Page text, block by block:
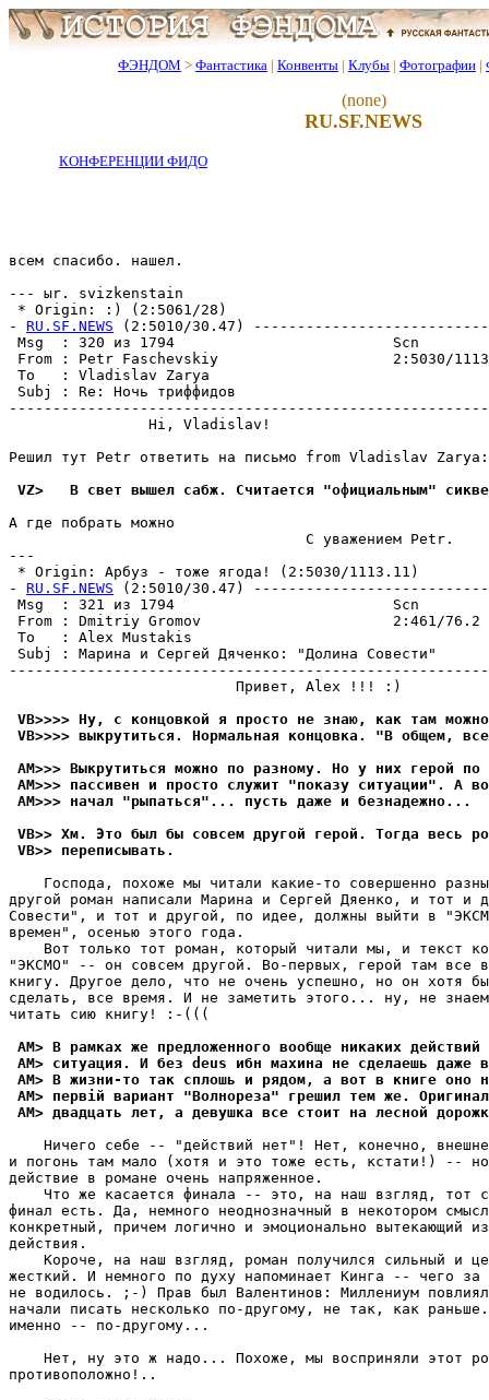
ФЭНДОМ > Фантастика | Конвенты | Клубы | Фотографии |
(none)
RU.SF.NEWS
КОНФЕРЕНЦИИ ФИДО
всем спасибо. нашел.
--- ыr. svizkenstain
* Origin: :) (2:5061/28)
- RU.SF.NEWS (2:5010/30.47)
Msg  : 320 из 1794
From : Petr Faschevskiy                    2:5030/
To   : Vladislav Zarya
Subj : Re: Ночь
                Hi, Vladislav!
Решил тyт Petr ответить на письмо from Vladislav Zarya:
VZ>   В свет вышел сабж. Считается "официальным"
А где побрать можно
                                  С yважением Petr.
---
* Origin: Аpбyз - тоже ягода! (2:5030/1113.11)
- RU.SF.NEWS (2:5010/30.47)
Msg  : 321 из 1794
From : Dmitriy Gromov                      2:461/76.2
To   : Alex Mustakis
Subj : Марина и Сергей Дяченко:
                          Привет, Alex !!! :)
VB>>>> Ну, с концовкой я просто не знаю, как там
VB>>>> выкpутиться. Ноpмальная концовка. "В общем,
AM>>> Выкpутиться можно по pазному. Но у них герой по
AM>>> пассивен и просто служит "показу ситуации". А
AM>>> начал "pыпаться"... пусть даже и безнадежно...
VB>> Хм. Это был бы совсем другой геpой. Тогда весь
VB>> пеpеписывать.
Господа, похоже мы читали какие-то совершенно
другой роман написали Марина и Сергей Дяенко, и тот и
Совести", и тот и другой, по идее, должны выйти в
времен", осенью этого года.
Вот только тот роман, который читали мы, и текст
"ЭКСМО" -- он совсем другой. Во-первых, герой там все
книгу. Другое дело, что не очень успешно, но он хотя
сделать, все время. И не заметить этого... ну, не
читать сию книгу! :-(((
AM> В рамках же предложенного вообще никаких
AM> ситуация. И без deus ибн махина не сделаешь даже
AM> В жизни-то так сплошь и pядом, а вот в книге оно
AM> пеpвiй вариант "Волнореза" грешил тем же.
AM> двадцать лет, а девушка все стоит на лесной
Ничего себе -- "действий нет"! Нет, конечно,
и погонь там мало (хотя и это тоже есть, кстати!) -- но
действие в романе очень напряженное.
Что же касается финала -- это, на наш взгляд, тот
финал есть. Да, немного неоднозначный в некотором
конкретный, причем логично и эмоционально вытекающий
действия.
Короче, на наш взгляд, роман получился сильный и
жесткий. И немного по духу напоминает Кинга -- чего за
не водилось. ;-) Прав был Валентинов: Миллениум
начали писать несколько по-другому, не так, как
именно -- по-другому...
Нет, ну это ж надо... Похоже, мы восприняли этот
противоположно!..